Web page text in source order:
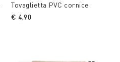
Tovaglietta PVC cornice
€ 4,90